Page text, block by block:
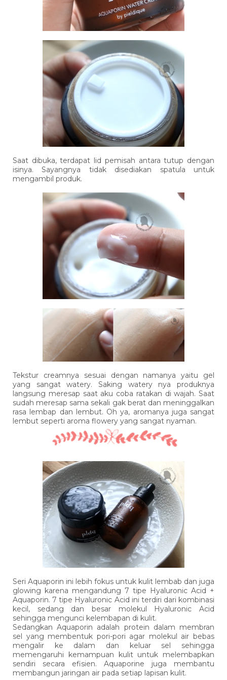
Saat dibuka, terdapat lid pemisah antara tutup dengan
isinya. Sayangnya tidak disediakan spatula untuk
mengambil produk.
Tekstur creamnya sesuai dengan namanya yaitu gel
yang sangat watery. Saking watery nya produknya
langsung meresap saat aku coba ratakan di wajah. Saat
sudah meresap sama sekali gak berat dan meninggalkan
rasa lembap dan lembut. Oh ya, aromanya juga sangat
lembut seperti aroma flowery yang sangat nyaman.
Seri Aquaporin ini lebih fokus untuk kulit lembab dan juga
glowing karena mengandung 7 tipe Hyaluronic Acid +
Aquaporin. 7 tipe Hyaluronic Acid ini terdiri dari kombinasi
kecil, sedang dan besar molekul Hyaluronic Acid
sehingga mengunci kelembapan di kulit.
Sedangkan Aquaporin adalah protein dalam membran
sel yang membentuk pori-pori agar molekul air bebas
mengalir ke dalam dan keluar sel sehingga
memengaruhi kemampuan kulit untuk melembapkan
sendiri secara efisien. Aquaporine juga membantu
membangun jaringan air pada setiap lapisan kulit.